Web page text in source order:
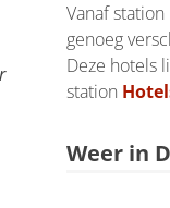
Vanaf
genoeg
Deze hotels
station
Weer in